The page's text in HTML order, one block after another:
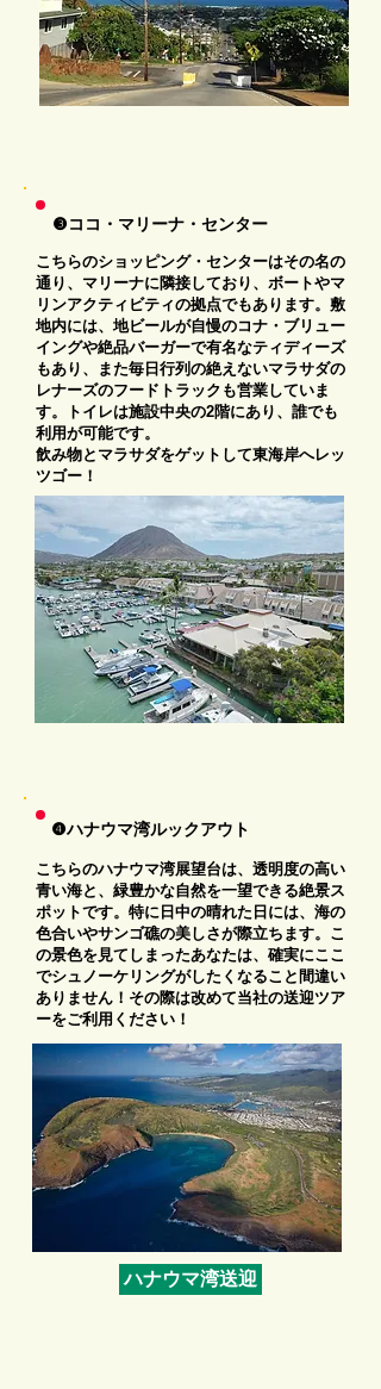
❸ココ・マリーナ・センター
こちらのショッピング・センターはその名の
通り、マリーナに隣接しており、ボートやマ
リンアクティビティの拠点でもあります。敷
地内には、地ビールが自慢のコナ・ブリュー
イングや絶品バーガーで有名なティディーズ
もあり、また毎日行列の絶えないマラサダの
レナーズのフードトラックも営業していま
す。トイレは施設中央の2階にあり、誰でも
利用が可能です。
飲み物とマラサダをゲットして東海岸へレッ
ツゴー！
❹ハナウマ湾ルックアウト
こちらのハナウマ湾展望台は、透明度の高い
青い海と、緑豊かな自然を一望できる絶景ス
ポットです。特に日中の晴れた日には、海の
色合いやサンゴ礁の美しさが際立ちます。こ
の景色を見てしまったあなたは、確実にここ
でシュノーケリングがしたくなること間違い
ありません！その際は改めて当社の送迎ツア
ーをご利用ください！
ハナウマ湾送迎